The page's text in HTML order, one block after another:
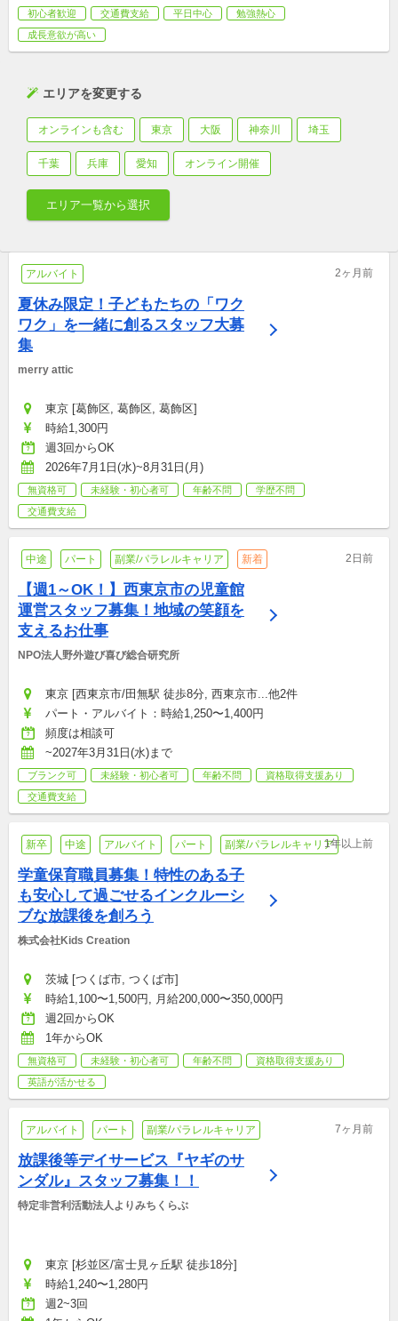
初心者歓迎 交通費支給 平日中心
勉強熱心
成長意欲が高い
エリアを変更する
オンラインも含む 東京 大阪 神奈川 埼玉
千葉 兵庫 愛知 オンライン開催
エリア一覧から選択
アルバイト 2ヶ月前
夏休み限定！子どもたちの「ワク
ワク」を一緒に創るスタッフ大募
集
merry attic
東京 [葛飾区, 葛飾区, 葛飾区]
時給1,300円
週3回からOK
2026年7月1日(水)~8月31日(月)
無資格可 未経験・初心者可 年齢不問
学歴不問
交通費支給
中途 パート 副業/パラレルキャリア 新着 2日前
【週1～OK！】西東京市の児童館
運営スタッフ募集！地域の笑顔を
支えるお仕事
NPO法人野外遊び喜び総合研究所
東京 [西東京市/田無駅 徒歩8分, 西東京市...他2件
パート・アルバイト：時給1,250〜1,400円
頻度は相談可
~2027年3月31日(水)まで
ブランク可 未経験・初心者可 年齢不問
資格取得支援あり
交通費支給
新卒 中途 アルバイト パート 副業/パラレルキャリア1年以上前
学童保育職員募集！特性のある子
も安心して過ごせるインクルーシ
ブな放課後を創ろう
茨城 [つくば市, つくば市]
時給1,100〜1,500円, 月給200,000〜350,000円
週2回からOK
1年からOK
無資格可 未経験・初心者可 年齢不問
資格取得支援あり
英語が活かせる
アルバイト パート 副業/パラレルキャリア 7ヶ月前
放課後等デイサービス『ヤギのサ
ンダル』スタッフ募集！！
特定非営利活動法人よりみちくらぶ
東京 [杉並区/富士見ヶ丘駅 徒歩18分]
時給1,240〜1,280円
週2~3回